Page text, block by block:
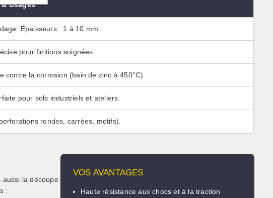
Usages
Épaisseurs : 1 à 10 mm.
pour finitions soignées.
contre la corrosion (bain de zinc à 450°C).
pour sols industriels et ateliers.
rondes, carrées, motifs).
aussi ladécoupe
:
VOS AVANTAGES
Haute résistance aux chocs et à la traction